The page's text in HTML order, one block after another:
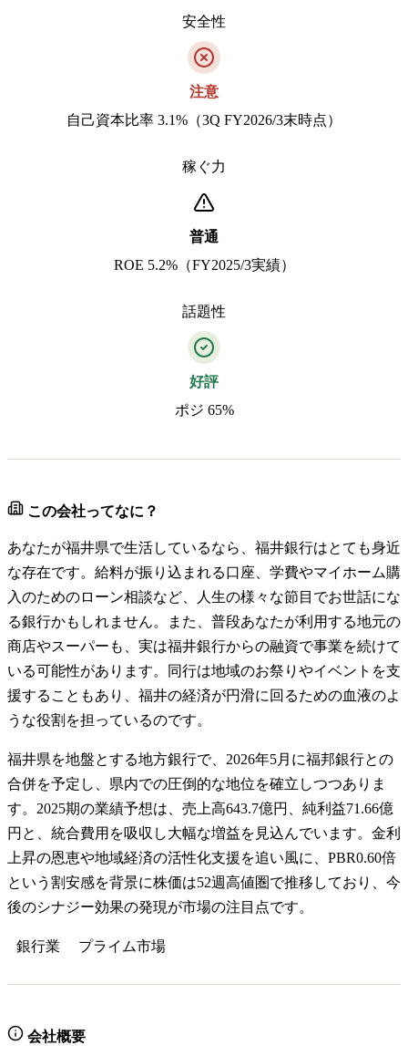
安全性
注意
自己資本比率 3.1%（3Q FY2026/3末時点）
稼ぐ力
普通
ROE 5.2%（FY2025/3実績）
話題性
好評
ポジ 65%
この会社ってなに？
あなたが福井県で生活しているなら、福井銀行はとても身近
な存在です。給料が振り込まれる口座、学費やマイホーム購
入のためのローン相談など、人生の様々な節目でお世話にな
る銀行かもしれません。また、普段あなたが利用する地元の
商店やスーパーも、実は福井銀行からの融資で事業を続けて
いる可能性があります。同行は地域のお祭りやイベントを支
援することもあり、福井の経済が円滑に回るための血液のよ
うな役割を担っているのです。
福井県を地盤とする地方銀行で、2026年5月に福邦銀行との
合併を予定し、県内での圧倒的な地位を確立しつつありま
す。2025期の業績予想は、売上高643.7億円、純利益71.66億
円と、統合費用を吸収し大幅な増益を見込んでいます。金利
上昇の恩恵や地域経済の活性化支援を追い風に、PBR0.60倍
という割安感を背景に株価は52週高値圏で推移しており、今
後のシナジー効果の発現が市場の注目点です。
銀行業 プライム市場
会社概要